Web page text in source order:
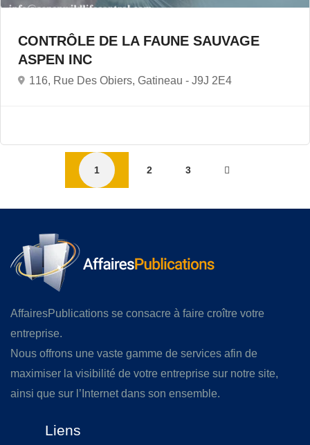
CONTRÔLE DE LA FAUNE SAUVAGE
ASPEN INC
116, Rue Des Obiers, Gatineau - J9J 2E4
1 2 3
AffairesPublications se consacre à faire croître votre
entreprise.
Nous offrons une vaste gamme de services afin de
maximiser la visibilité de votre entreprise sur notre site,
ainsi que sur l’Internet dans son ensemble.
Liens